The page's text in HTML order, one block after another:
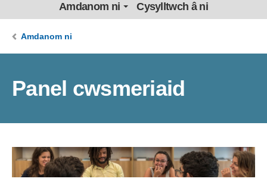
Amdanom ni Cysylltwch â ni
Amdanom ni
Panel cwsmeriaid